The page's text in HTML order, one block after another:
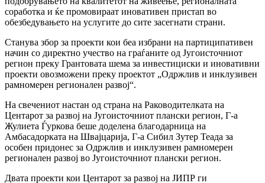
соработка и ќе промовираат иновативен пристап во
обезбедувањето на услугите до сите засегнати страни.
Станува збор за проекти кои беа избрани на партиципативен
начин со директно учество на граѓаните од Југоисточниот
регион преку Грантовата шема за инвестициски и иновативни
проекти овозможени преку проектот „Одржлив и инклузивен
рамномерен регионален развој“.
На свечениот настан oд страна на Раководителката на
Центарот за развој на Југоисточниот плански регион, Г-а
Жулиета Ѓуркова беше доделена благодарница на
Амбасадорката на Швајцарија, Г-а Сибил Зутер Теада за
особен придонес за Одржлив и инклузивен рамномерен
регионален развој во Југоисточниот плански регион.
Двата проекти кои Центарот за развој на ЈИПР ги